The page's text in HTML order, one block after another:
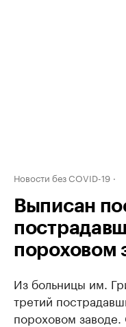
Новости без COVID-19
Выписан
пороховом
Из больницы им.
третий
пороховом